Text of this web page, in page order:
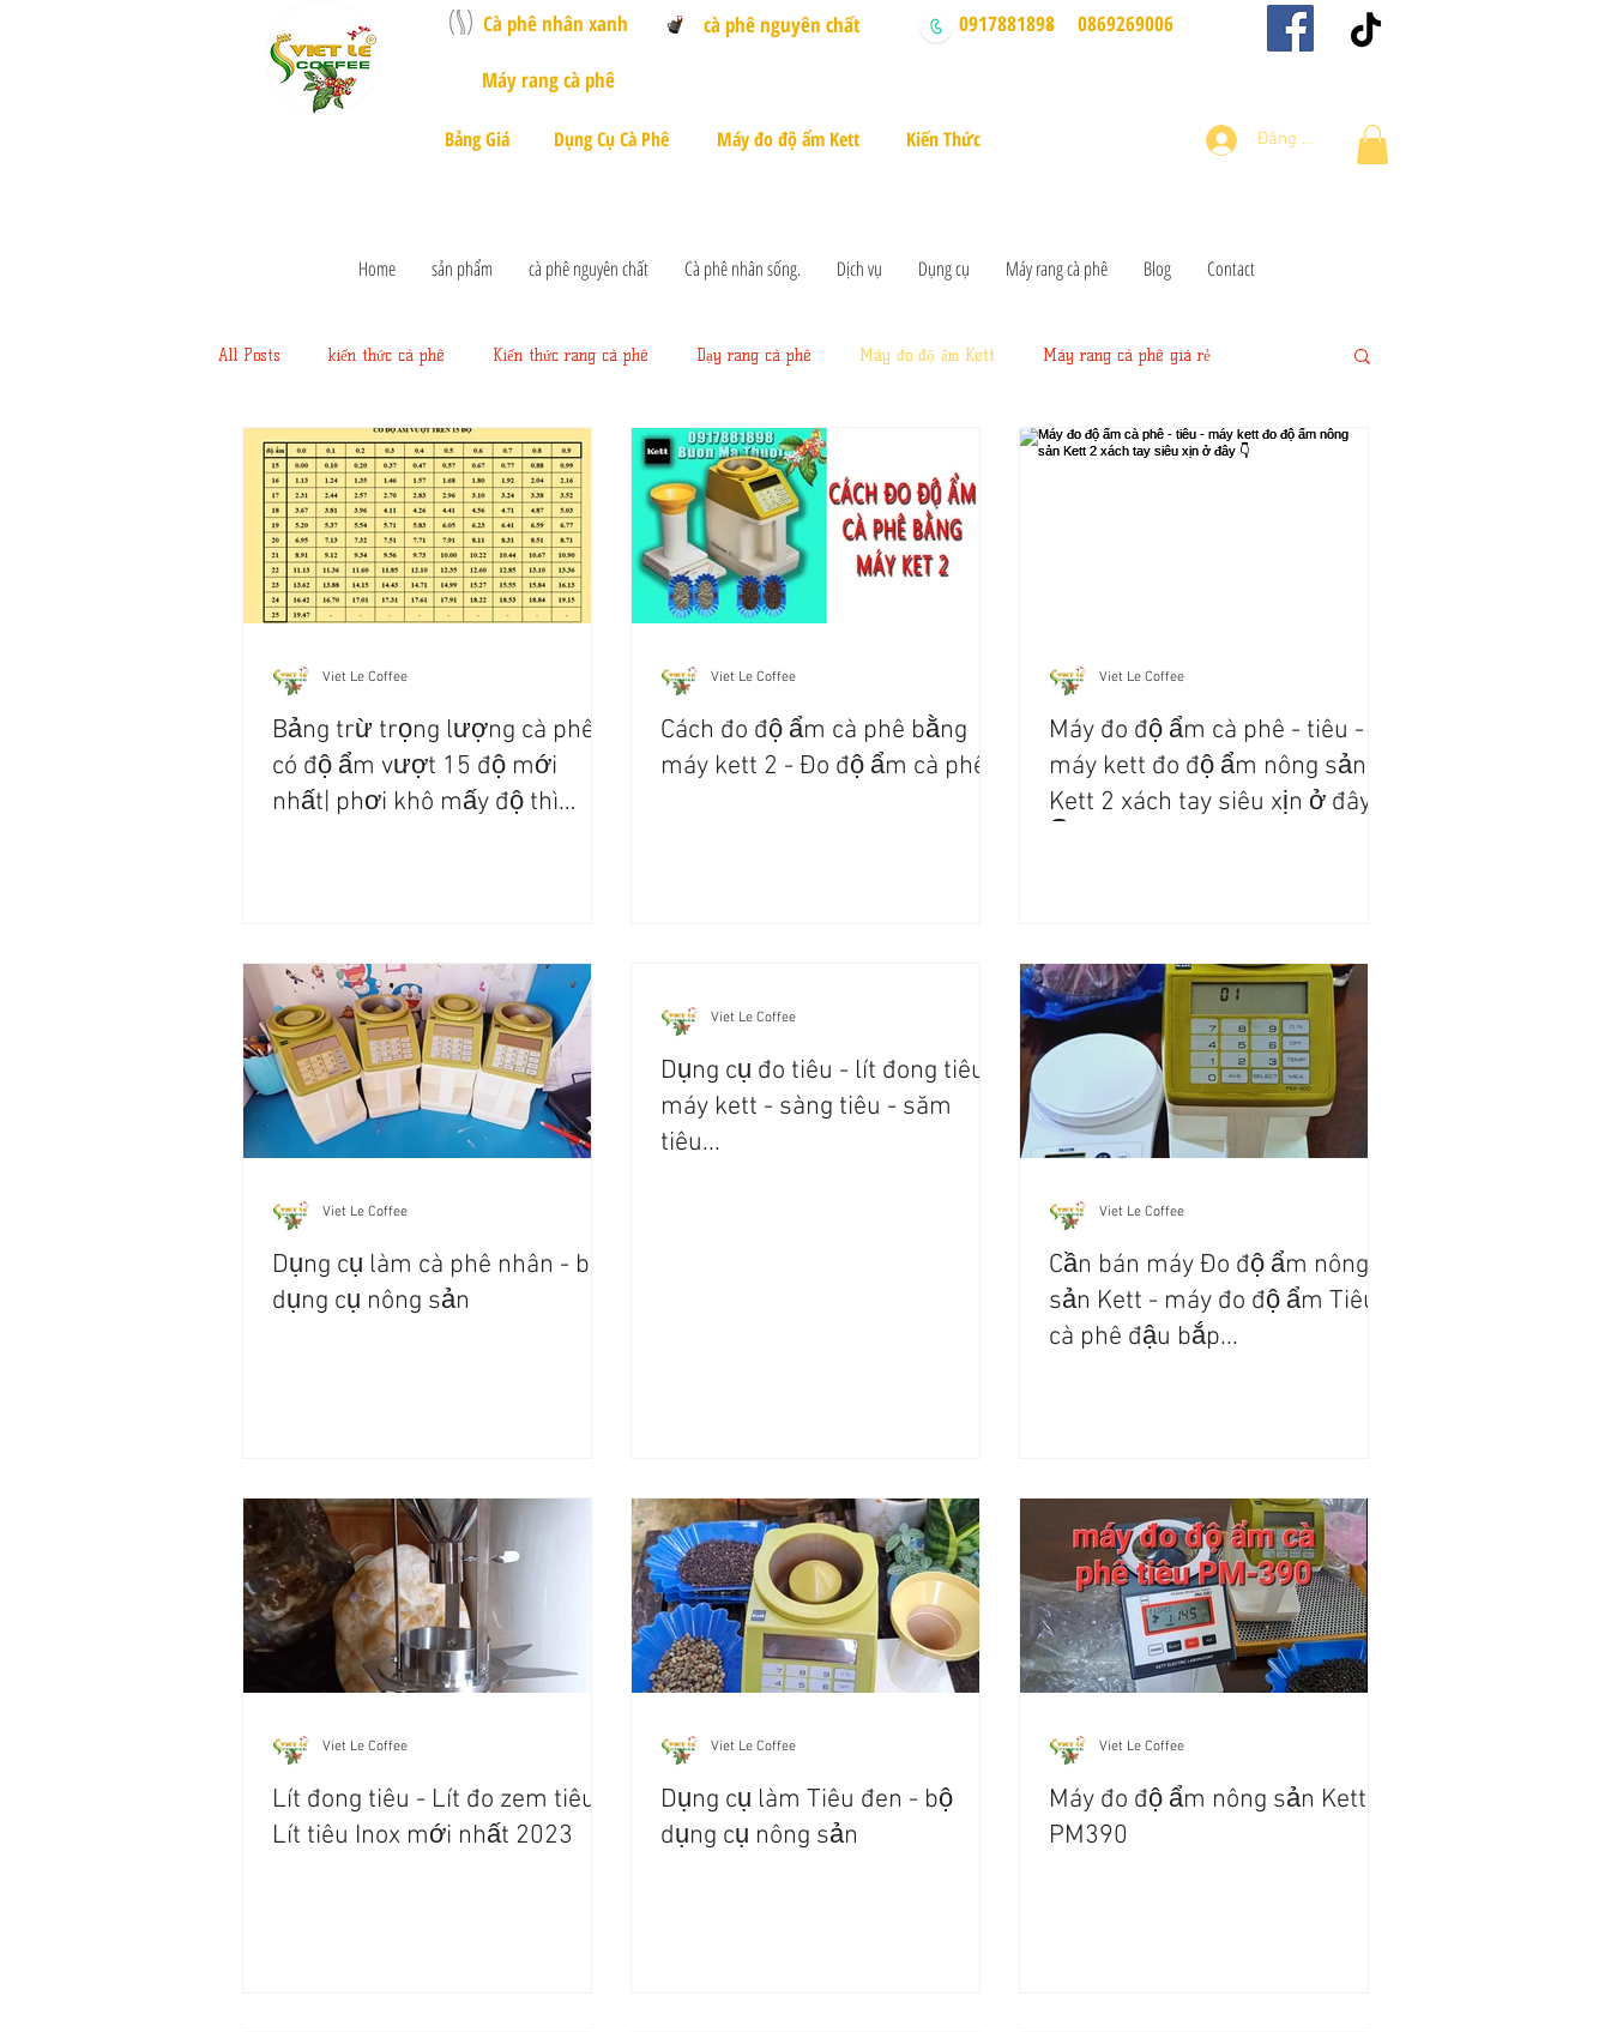
-
Cà phê nhân xanh cà phê nguyên chất 0917881898 0869269006
Máy rang cà phê
Bảng Giá Dụng Cụ Cà Phê Máy đo độ ẩm Kett Kiến Thức Đăng nhập
Home sản phẩm cà phê nguyên chất Cà phê nhân sống. Dịch vụ Dụng cụ Máy rang cà phê Blog Contact
All Posts kiến thức cà phê Kiến thức rang cà phê Dạy rang cà phê Máy đo độ ẩm Kett Máy rang cà phê giá rẻ
Dụng cụ cà phê nông sản Máy rang xay cà phê Cà phê nhân sống
Bảng trừ trọng lượng cà phê
có độ ẩm vượt 15 độ mới
nhất| phơi khô mấy độ thì
Viet Le Coffee
Cách đo độ ẩm cà phê bằng
máy kett 2 - Đo độ ẩm cà phê
Viet Le Coffee
Máy đo độ ẩm cà phê - tiêu -
máy kett đo độ ẩm nông sản
Kett 2 xách tay siêu xịn ở đây
Viet Le Coffee
Dụng cụ làm cà phê nhân - bộ
dụng cụ nông sản
Viet Le Coffee
Dụng cụ đo tiêu - lít đong tiêu -
máy kett - sàng tiêu - săm
tiêu...
Viet Le Coffee
Cần bán máy Đo độ ẩm nông
sản Kett - máy đo độ ẩm Tiêu
cà phê đậu bắp...
Viet Le Coffee
Lít đong tiêu - Lít đo zem tiêu -
Lít tiêu Inox mới nhất 2023
Viet Le Coffee
Dụng cụ làm Tiêu đen - bộ
dụng cụ nông sản
Viet Le Coffee
Máy đo độ ẩm nông sản Kett
PM390
Viet Le Coffee